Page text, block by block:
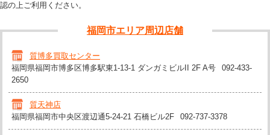
認の上ご利用ください。
福岡市エリア周辺店舗
質博多買取センター
福岡県福岡市博多区博多駅東1-13-1 ダンガミビルII 2F A号
092-433-
2650
質天神店
福岡県福岡市中央区渡辺通5-24-21 石橋ビル2F
092-737-3378